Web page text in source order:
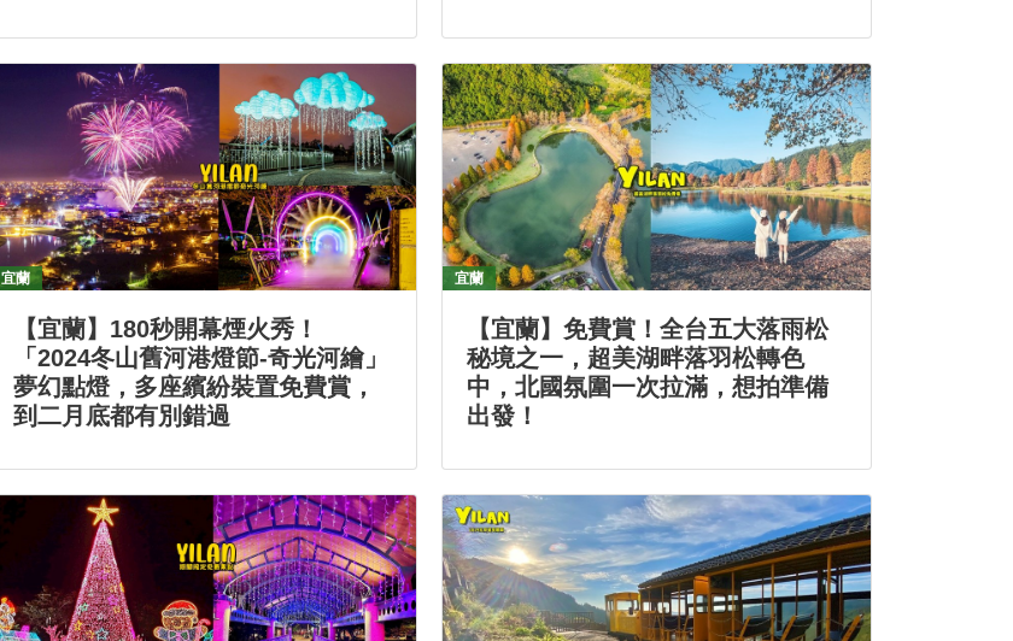
宜蘭
【宜蘭】180秒開幕煙火秀！
「2024冬山舊河港燈節-奇光河繪」
夢幻點燈，多座繽紛裝置免費賞，
到二月底都有別錯過
宜蘭
【宜蘭】免費賞！全台五大落雨松
秘境之一，超美湖畔落羽松轉色
中，北國氛圍一次拉滿，想拍準備
出發！